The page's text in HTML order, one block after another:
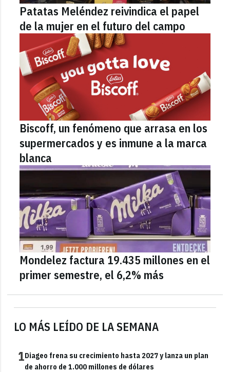
LO MÁS LEÍDO DE LA SEMANA
1Diageo frena su crecimiento hasta 2027 y lanza un plan
de ahorro de 1.000 millones de dólares
Patatas Meléndez reivindica el papel
de la mujer en el futuro del campo
Biscoff, un fenómeno que arrasa en los
supermercados y es inmune a la marca
blanca
Mondelez factura 19.435 millones en el
primer semestre, el 6,2% más